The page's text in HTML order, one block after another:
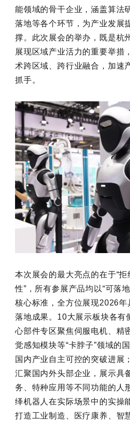
能领域的骨干企业，涵盖算法
落地等各个环节，为产业发展
撑。此次展会的举办，既是杭
展现区域产业活力的重要举措
术跨区域、跨行业融合，加速
抓手。
本次展会的最大亮点的在于“
性”，所有参展产品均以“可落
核心标准，全方位展现2026年
落地成果。10大展示板块各有
心部件专区聚焦伺服电机、精
觉感知模块等“卡脖子”领域的
国内产业自主可控的突破进展
汇聚国内外头部企业，展示具
务、特种应用等不同功能的人
绎机器人在实际场景中的实操
打造工业制造、医疗康养、智